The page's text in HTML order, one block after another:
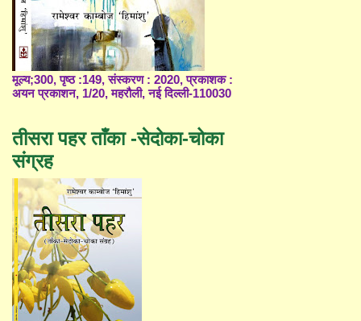
मूल्य;300, पृष्ठ :149, संस्करण : 2020, प्रकाशक :
अयन प्रकाशन, 1/20, महरौली, नई दिल्ली-110030
तीसरा पहर ताँका -सेदोका-चोका
संग्रह